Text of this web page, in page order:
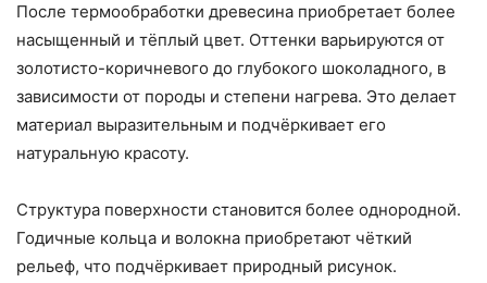
После термообработки древесина приобретает более
насыщенный и тёплый цвет. Оттенки варьируются от
золотисто-коричневого до глубокого шоколадного, в
зависимости от породы и степени нагрева. Это делает
материал выразительным и подчёркивает его
натуральную красоту.
Структура поверхности становится более однородной.
Годичные кольца и волокна приобретают чёткий
рельеф, что подчёркивает природный рисунок.